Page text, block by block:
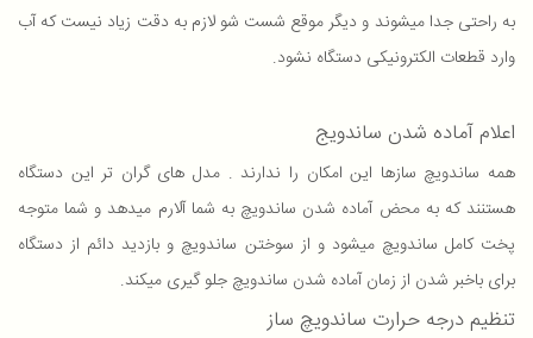
به راحتی جدا میشوند و دیگر موقع شست شو لازم به دقت زیاد نیست که آب
وارد قطعات الکترونیکی دستگاه نشود.
اعلام آماده شدن ساندویج
همه ساندویچ سازها این امکان را ندارند . مدل های گران تر این دستگاه
هستنند که به محض آماده شدن ساندویچ به شما آلارم میدهد و شما متوجه
پخت کامل ساندویچ میشود و از سوختن ساندویچ و بازدید دائم از دستگاه
برای باخبر شدن از زمان آماده شدن ساندویچ جلو گیری میکند.
تنظیم درجه حرارت ساندویچ ساز